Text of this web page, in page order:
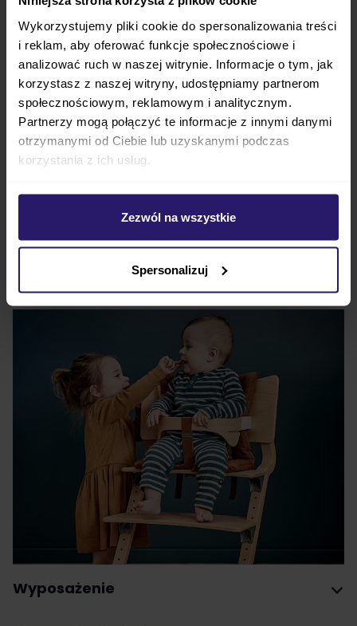
Wykorzystujemy pliki cookie do spersonalizowania treści
i reklam, aby oferować funkcje społecznościowe i
analizować ruch w naszej witrynie. Informacje o tym, jak
korzystasz z naszej witryny, udostępniamy partnerom
społecznościowym, reklamowym i analitycznym.
Partnerzy mogą połączyć te informacje z innymi danymi
otrzymanymi od Ciebie lub uzyskanymi podczas
korzystania z ich usług.
Zezwól na wszystkie
Spersonalizuj
wieloma innymi zaletami, które przynoszą
korzyści zarówno rodzicom, jak i dzieciom. To nie
tylko zwykłe krzesło do karmienia dziecka — jego
wszechstronność sprawia, że idealnie
komponuje się z każdym stylem wnętrza
Wykonane znajwyższej jakości drewna
bukowegokrzesłoLeander Classiczapewnia
bezpieczeństwo i wygodę dziecka od samego
samodzielnie siedzieć
. Jego solidna konstrukcja
element wyposażenia przez wiele lat.
Leander Classic - radość dla całej rodziny
Wyposażenie